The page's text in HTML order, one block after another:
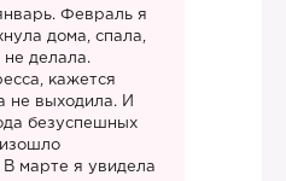
Февраль я
дома, спала,
не делала.
кажется
не выходила. И
безуспешных
В марте я увидела